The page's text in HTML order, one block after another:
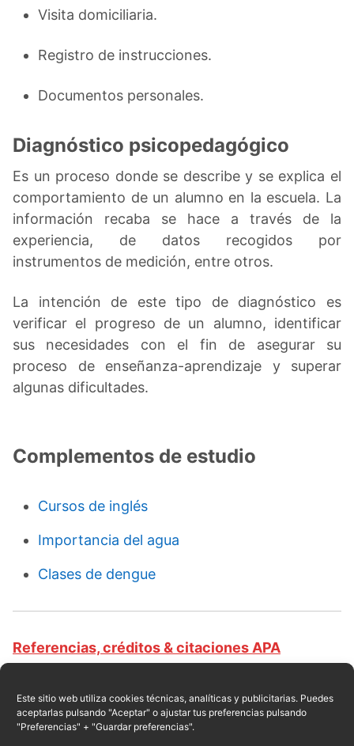
Este sitio web utiliza cookies técnicas, analíticas y publicitarias. Puedes
aceptarlas pulsando "Aceptar" o ajustar tus preferencias pulsando
"Preferencias" + "Guardar preferencias".
Visita domiciliaria.
Registro de instrucciones.
Documentos personales.
Diagnóstico psicopedagógico
Es un proceso donde se describe y se explica el
comportamiento de un alumno en la escuela. La
información recaba se hace a través de la
experiencia, de datos recogidos por
instrumentos de medición, entre otros.
La intención de este tipo de diagnóstico es
verificar el progreso de un alumno, identificar
sus necesidades con el fin de asegurar su
proceso de enseñanza-aprendizaje y superar
algunas dificultades.
Complementos de estudio
Cursos de inglés
Importancia del agua
Clases de dengue
Referencias, créditos & citaciones APA
de redacción profesional. (2017, 01). Clases de
diagnóstico. Escrito por:Raul E. Encarnación
Obtenido en fecha 08, 2026, desde el sitio web: